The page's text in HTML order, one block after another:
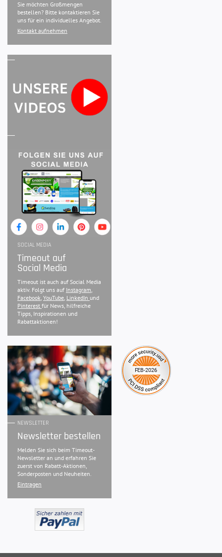
Sie möchten Großmengen
bestellen? Bitte kontaktieren Sie
uns für ein individuelles Angebot.
Kontakt aufnehmen
SOCIAL MEDIA
Timeout auf
Social Media
Timeout ist auch auf Social Media
aktiv. Folgt uns auf Instagram,
Facebook, YouTube, LinkedIn und
Pinterest für News, hilfreiche
Tipps, Inspirationen und
Rabattaktionen!
NEWSLETTER
Newsletter bestellen
Melden Sie sich beim Timeout-
Newsletter an und erfahren Sie
zuerst von Rabatt-Aktionen,
Sonderposten und Neuheiten.
Eintragen